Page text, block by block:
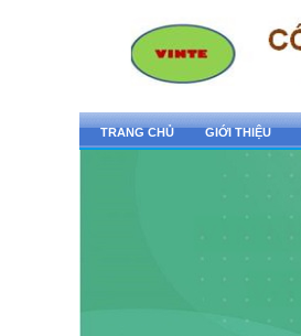
TRANG CHỦ GIỚI THIỆU